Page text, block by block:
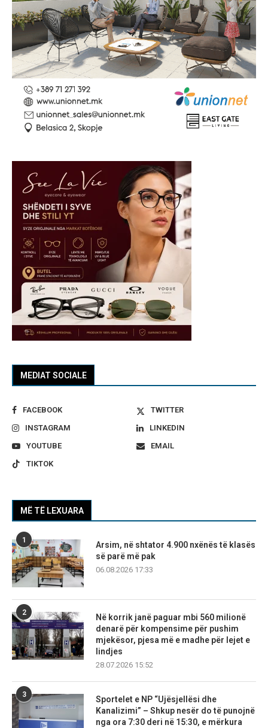
MEDIAT SOCIALE
FACEBOOK
TWITTER
INSTAGRAM
LINKEDIN
YOUTUBE
EMAIL
TIKTOK
MË TË LEXUARA
1
Arsim, në shtator 4.900 nxënës të klasës
së parë më pak
06.08.2026 17:33
2
Në korrik janë paguar mbi 560 milionë
denarë për kompensime për pushim
mjekësor, pjesa më e madhe për lejet e
lindjes
28.07.2026 15:52
3
Sportelet e NP “Ujësjellësi dhe
Kanalizimi” – Shkup nesër do të punojnë
nga ora 7:30 deri në 15:30, e mërkura